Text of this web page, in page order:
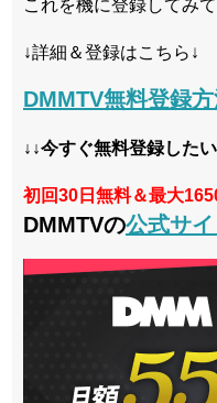
これを機に登録してみ
↓詳細＆登録はこちら↓
DMMTV無料登録
↓↓今すぐ無料登録した
初回30日無料＆最大
DMMTVの公式サイ